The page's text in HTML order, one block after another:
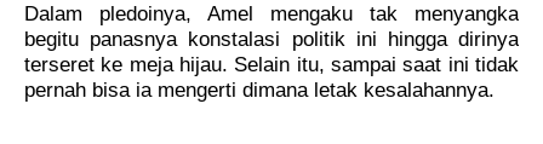
Dalam pledoinya, Amel mengaku tak menyangka
begitu panasnya konstalasi politik ini hingga dirinya
terseret ke meja hijau. Selain itu, sampai saat ini tidak
pernah bisa ia mengerti dimana letak kesalahannya.